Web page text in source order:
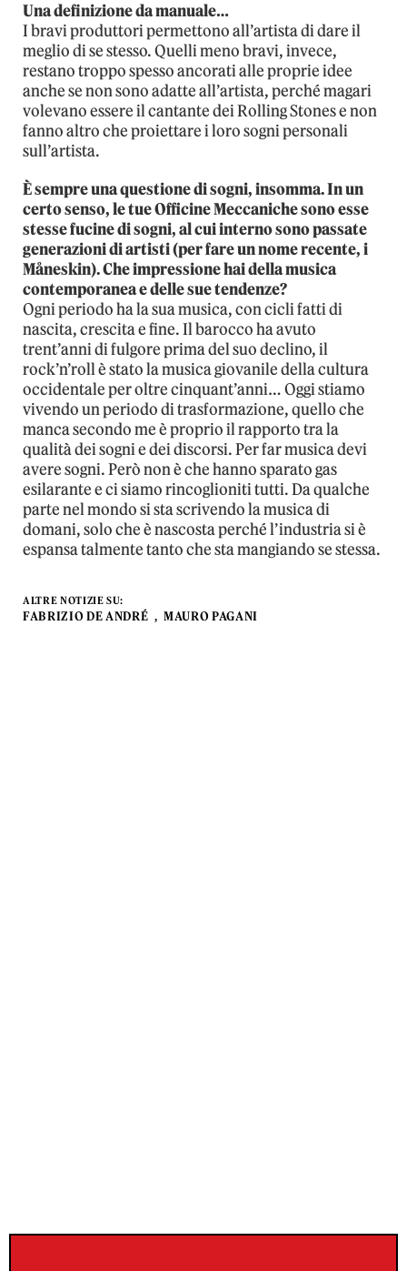
Una definizione da manuale…
I bravi produttori permettono all’artista di dare il
meglio di se stesso. Quelli meno bravi, invece,
restano troppo spesso ancorati alle proprie idee
anche se non sono adatte all’artista, perché magari
volevano essere il cantante dei Rolling Stones e non
fanno altro che proiettare i loro sogni personali
sull’artista.
È sempre una questione di sogni, insomma. In un
certo senso, le tue Officine Meccaniche sono esse
stesse fucine di sogni, al cui interno sono passate
generazioni di artisti (per fare un nome recente, i
Måneskin). Che impressione hai della musica
contemporanea e delle sue tendenze?
Ogni periodo ha la sua musica, con cicli fatti di
nascita, crescita e fine. Il barocco ha avuto
trent’anni di fulgore prima del suo declino, il
rock’n’roll è stato la musica giovanile della cultura
occidentale per oltre cinquant’anni… Oggi stiamo
vivendo un periodo di trasformazione, quello che
manca secondo me è proprio il rapporto tra la
qualità dei sogni e dei discorsi. Per far musica devi
avere sogni. Però non è che hanno sparato gas
esilarante e ci siamo rincoglioniti tutti. Da qualche
parte nel mondo si sta scrivendo la musica di
domani, solo che è nascosta perché l’industria si è
espansa talmente tanto che sta mangiando se stessa.
ALTRE NOTIZIE SU:
FABRIZIO DE ANDRÉ MAURO PAGANI